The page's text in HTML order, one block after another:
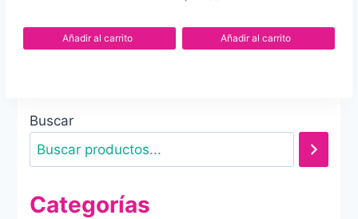
Añadir al carrito Añadir al carrito
Buscar
Categorías